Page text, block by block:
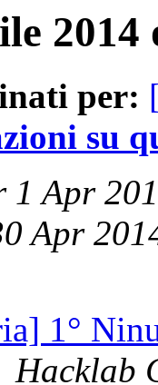
2014
per:
su
1 Apr
Apr
1°
Hacklab